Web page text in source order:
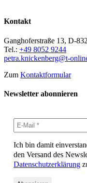
Kontakt
Ganghoferstraße 13, D-
Tel.: +49 8052 9244
petra.knickenberg@t-
Zum Kontaktformular
Newsletter abonnieren
Ich bin damit
den Versand des
Datenschutzerklärung